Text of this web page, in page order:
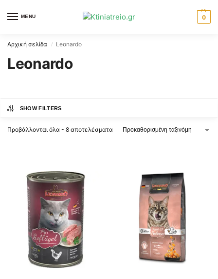
MENU 0
Αρχική σελίδα / Leonardo
Leonardo
SHOW FILTERS
Προβάλλονται όλα - 8 αποτελέσματα